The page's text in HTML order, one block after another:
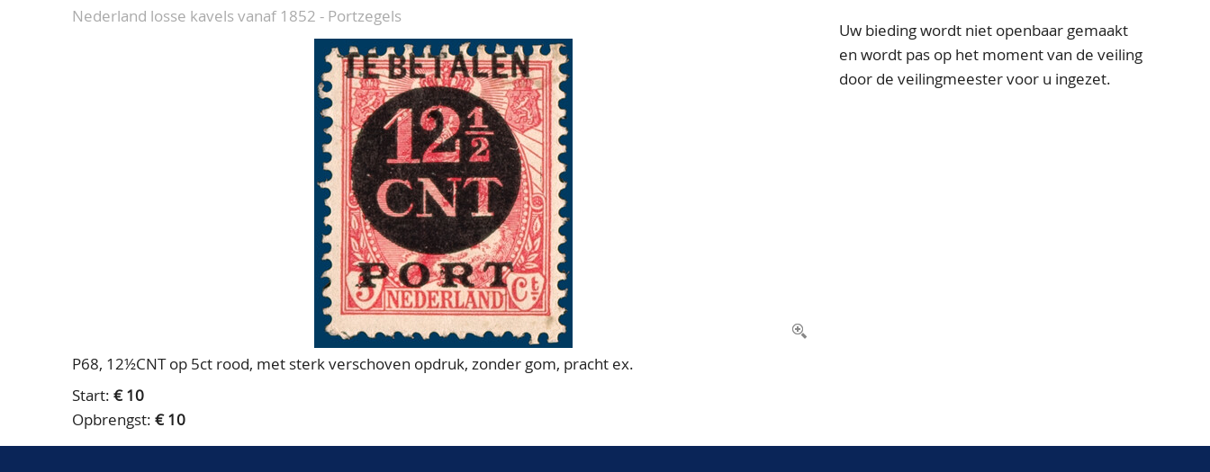
Nederland losse kavels vanaf 1852 - Portzegels
P68, 12½CNT op 5ct rood, met sterk verschoven opdruk, zonder gom, pracht ex.
Start: € 10
Opbrengst: € 10
Uw bieding wordt niet openbaar gemaakt
en wordt pas op het moment van de veiling
door de veilingmeester voor u ingezet.